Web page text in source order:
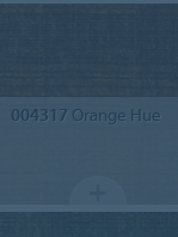
004317 Orange Hue